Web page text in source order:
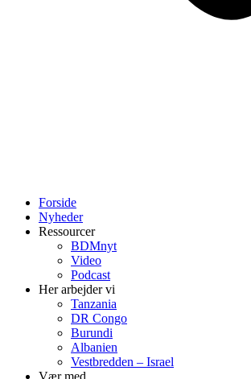
Forside
Nyheder
Ressourcer
BDMnyt
Video
Podcast
Her arbejder vi
Tanzania
DR Congo
Burundi
Albanien
Vestbredden – Israel
Vær med